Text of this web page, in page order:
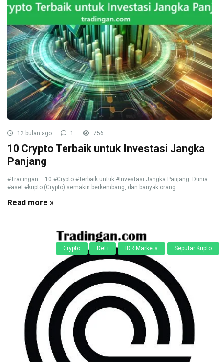
12 bulan ago 1 756
10 Crypto Terbaik untuk Investasi Jangka
Panjang
#Tradingan – 10 #Crypto #Terbaik untuk #Investasi Jangka Panjang. Dunia
#aset #kripto (Crypto) semakin berkembang, dan banyak orang ...
Read more »
Crypto DeFi IDR Markets Seputar Kripto